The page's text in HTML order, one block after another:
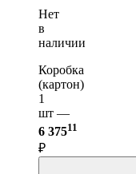
Нет
в
наличии
Коробка
(картон)
1
шт —
6 37511
₽